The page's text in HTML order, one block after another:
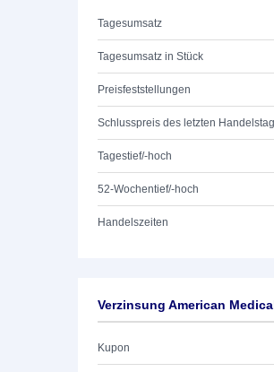
Tagesumsatz
Tagesumsatz in Stück
Preisfeststellungen
Schlusspreis des letzten
Tagestief/-hoch
52-Wochentief/-hoch
Handelszeiten
Verzinsung American
Kupon